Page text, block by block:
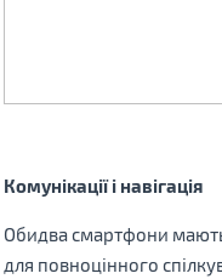
Комунікації і навігація
Обидва смартфони мають
для повноцінного